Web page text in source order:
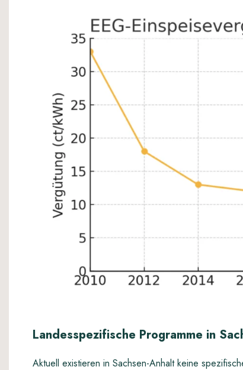
Landesspezifische Programme in
Aktuell existieren in Sachsen-Anhalt keine